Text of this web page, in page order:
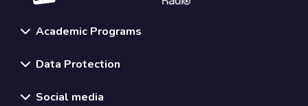
Academic Programs
Data Protection
Social media